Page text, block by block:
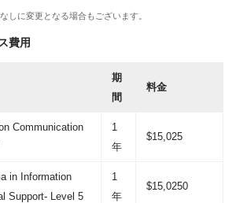
しに変更となる場合もございます。
費用
期
間
料金
Communication
1
年
$15,025
in Information
Support- Level 5
1
年
$15,0250